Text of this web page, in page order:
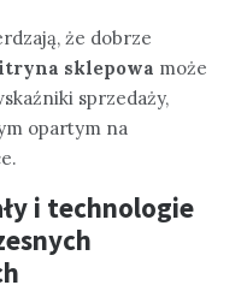
że dobrze
sklepowa może
sprzedaży,
opartym na
i technologie